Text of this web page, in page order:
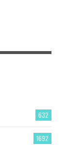
632
1692